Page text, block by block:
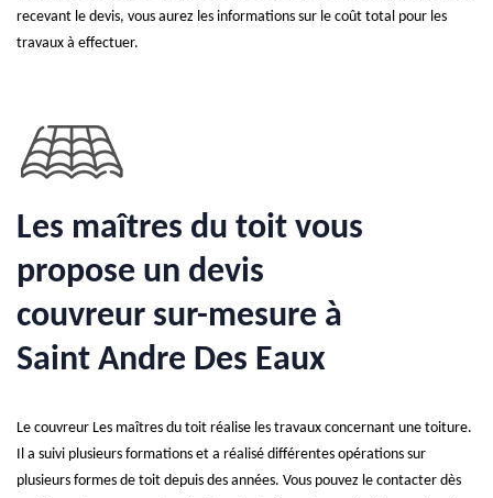
recevant le devis, vous aurez les informations sur le coût total pour les
travaux à effectuer.
Les maîtres du toit vous
propose un devis
couvreur sur-mesure à
Saint Andre Des Eaux
Le couvreur Les maîtres du toit réalise les travaux concernant une toiture.
Il a suivi plusieurs formations et a réalisé différentes opérations sur
plusieurs formes de toit depuis des années. Vous pouvez le contacter dès